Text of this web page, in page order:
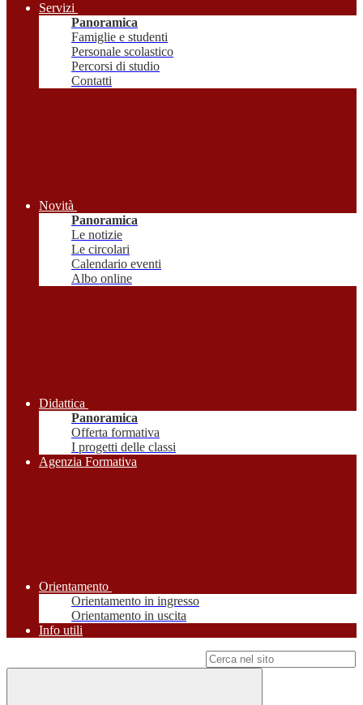
Servizi
Panoramica
Famiglie e studenti
Personale scolastico
Percorsi di studio
Contatti
Novità
Panoramica
Le notizie
Le circolari
Calendario eventi
Albo online
Didattica
Panoramica
Offerta formativa
I progetti delle classi
Agenzia Formativa
Orientamento
Orientamento in ingresso
Orientamento in uscita
Info utili